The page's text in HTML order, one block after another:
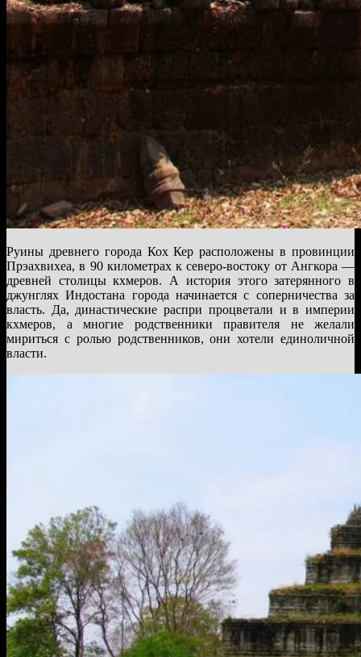
Руины древнего города Кох Кер расположены в провинции
Прэахвихеа, в 90 километрах к северо-востоку от Ангкора —
древней столицы кхмеров. А история этого затерянного в
джунглях Индостана города начинается с соперничества за
власть. Да, династические распри процветали и в империи
кхмеров, а многие родственники правителя не желали
мириться с ролью родственников, они хотели единоличной
власти.